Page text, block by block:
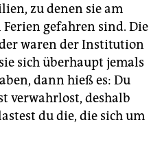
zu denen sie am
gefahren sind. Die
waren der Institution
sich überhaupt jemals
dann hieß es: Du
verwahrlost, deshalb
du die, die sich um